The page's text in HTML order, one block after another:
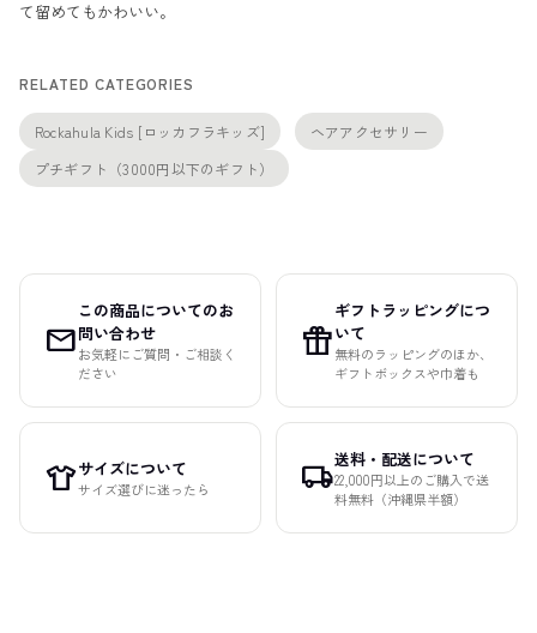
て留めてもかわいい。
RELATED CATEGORIES
Rockahula Kids [ロッカフラキッズ]
ヘアアクセサリー
プチギフト（3000円以下のギフト）
mail
この商品についてのお
問い合わせ
お気軽にご質問・ご相談く
ださい
featured_seasonal_and_gifts
ギフトラッピングにつ
いて
無料のラッピングのほか、
ギフトボックスや巾着も
apparelサイズについて
サイズ選びに迷ったら local_shipping送料・配送について
22,000円以上のご購入で送
料無料（沖縄県半額）